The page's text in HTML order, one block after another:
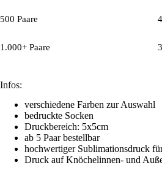
500 Paare
1.000+ Paare
Infos:
verschiedene Farben zur Auswahl
bedruckte Socken
Druckbereich: 5x5cm
ab 5 Paar bestellbar
hochwertiger Sublimationsdruck
Druck auf Knöchelinnen- und